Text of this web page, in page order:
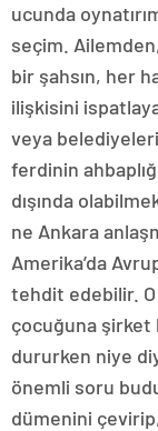
ucunda
seçim.
bir şahsın, her
ilişkisini
veya
ferdinin
dışında
ne Ankara
Amerika’da
tehdit edebilir.
çocuğuna şirket
dururken niye
önemli soru
dümenini